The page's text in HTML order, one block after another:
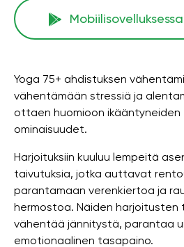
Yoga 75+ ahdistuksen
vähentämään stressiä ja
ottaen huomioon ikääntyneiden
ominaisuudet.
Harjoituksiin kuuluu lempeitä
taivutuksia, jotka auttavat
parantamaan verenkiertoa ja
hermostoa. Näiden harjoitusten
vähentää jännitystä, parantaa
emotionaalinen tasapaino.